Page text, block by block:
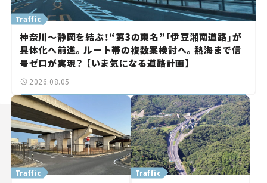
Traffic
神奈川～静岡を結ぶ！“第3の東名”「伊豆湘南道路」が
具体化へ前進。ルート帯の複数案検討へ。熱海まで信
号ゼロが実現？ 【いま気になる道路計画】
2026.08.05
Traffic Traffic